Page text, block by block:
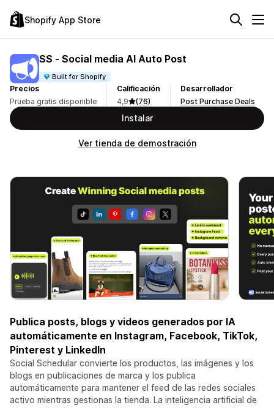
Shopify App Store
SS ‑ Social media AI Auto Post
Built for Shopify
Precios
Prueba gratis disponible
Calificación
4,9
(76)
Desarrollador
Post Purchase Deals
Instalar
Ver tienda de demostración
Publica posts, blogs y videos generados por IA
automáticamente en Instagram, Facebook, TikTok,
Pinterest y LinkedIn
Social Schedular convierte los productos, las imágenes y los
blogs en publicaciones de marca y los publica
automáticamente para mantener el feed de las redes sociales
activo mientras gestionas la tienda. La inteligencia artificial de